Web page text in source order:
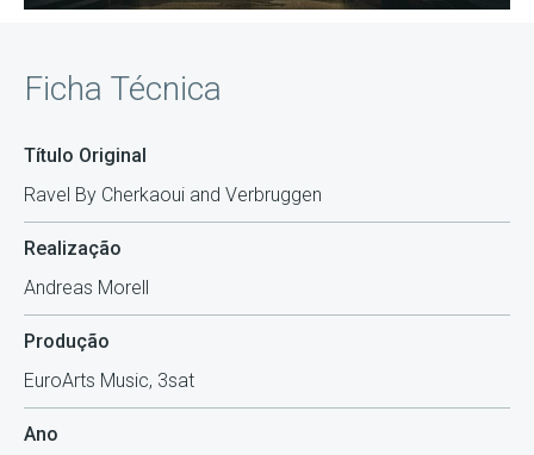
Ficha Técnica
Título Original
Ravel By Cherkaoui and Verbruggen
Realização
Andreas Morell
Produção
EuroArts Music, 3sat
Ano